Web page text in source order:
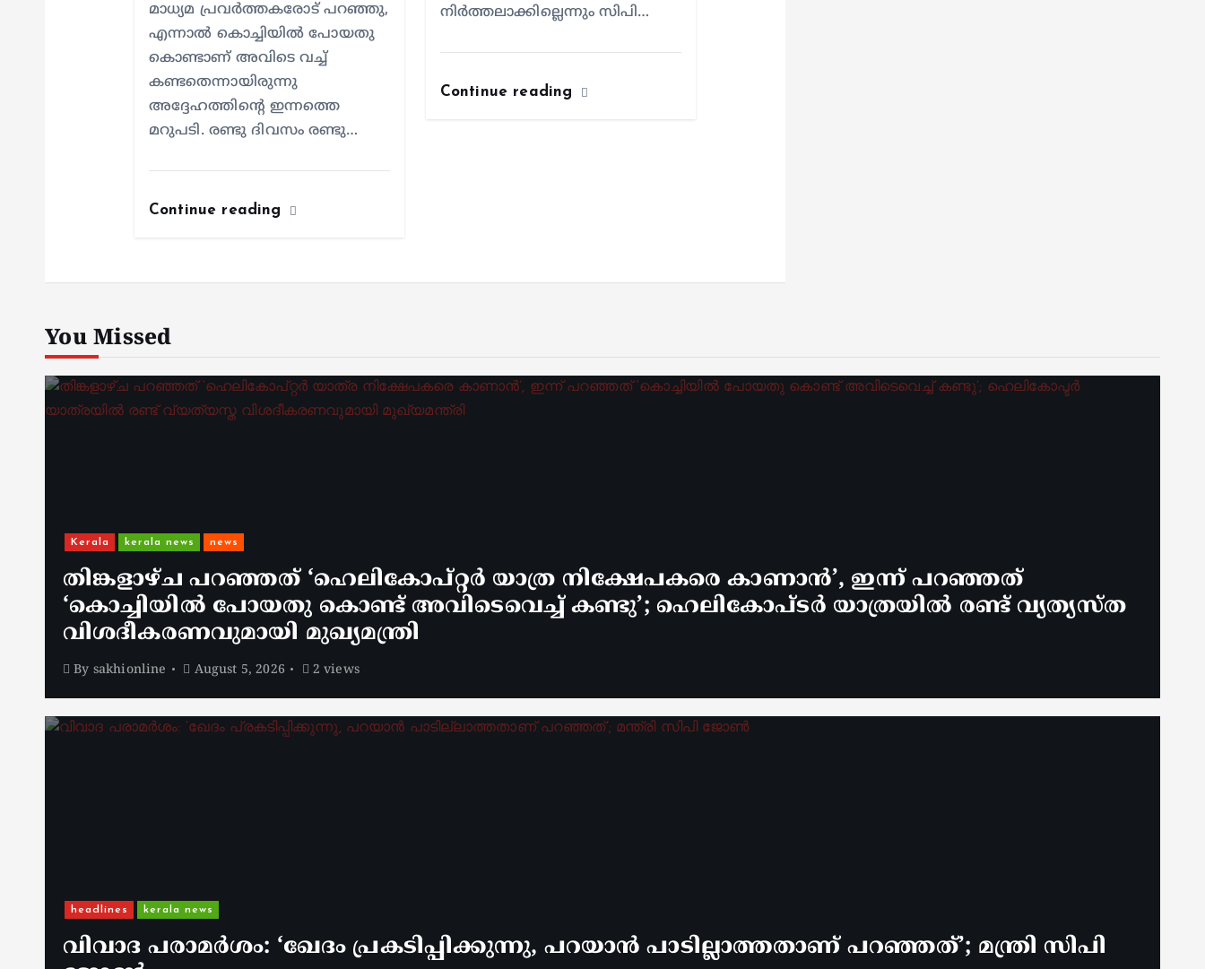
മാധ്യമ പ്രവർത്തകരോട് പറഞ്ഞു,
എന്നാൽ കൊച്ചിയിൽ പോയതു
കൊണ്ടാണ് അവിടെ വച്ച്
കണ്ടതെന്നായിരുന്നു
അദ്ദേഹത്തിന്റെ ഇന്നത്തെ
മറുപടി. രണ്ടു ദിവസം രണ്ടു…
Continue reading
നിർത്തലാക്കില്ലെന്നും സിപി…
Continue reading
You Missed
Kerala kerala news news
തിങ്കളാഴ്ച പറഞ്ഞത് ‘ഹെലികോപ്റ്റർ യാത്ര നിക്ഷേപകരെ കാണാൻ’, ഇന്ന് പറഞ്ഞത്
‘കൊച്ചിയിൽ പോയതു കൊണ്ട് അവിടെവെച്ച് കണ്ടു’; ഹെലികോപ്ടർ യാത്രയിൽ രണ്ട് വ്യത്യസ്ത
വിശദീകരണവുമായി മുഖ്യമന്ത്രി
By sakhionline August 5, 2026 2 views
headlines kerala news
വിവാദ പരാമർശം: ‘ഖേദം പ്രകടിപ്പിക്കുന്നു, പറയാൻ പാടില്ലാത്തതാണ് പറഞ്ഞത്’; മന്ത്രി സിപി